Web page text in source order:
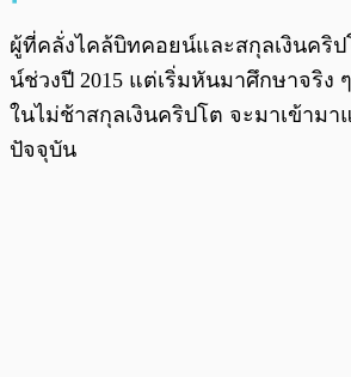
ผู้ที่คลั่งไคล้บิทคอยน์และสกุลเงินคริ
น์ช่วงปี 2015 แต่เริ่มหันมาศึกษาจริง
ในไม่ช้าสกุลเงินคริปโต จะมาเข้ามา
ปัจจุบัน